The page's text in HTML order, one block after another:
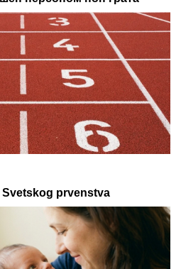
Vasiljević obišao područje
požarom
Гора следећа у војном